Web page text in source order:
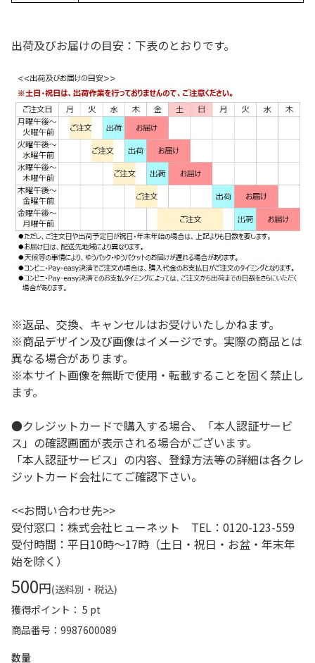
出荷及びお届けの目安：下表のとおりです。
※返品、交換、キャンセルはお受けいたしかねます。
※商品デザイン及び画像はイメージです。実際の商品とは
異なる場合があります。
※本サイト画像を無断で使用・転載することを固く禁止し
ます。
●クレジットカードで購入する場合、「本人認証サービ
ス」の確認画面が表示される場合がございます。
「本人認証サービス」の内容、登録方法等の詳細は各クレ
ジットカード会社にてご確認下さい。
<<お問い合わせ先>>
受付窓口：株式会社ヒューネット TEL：0120-123-559
受付時間：平日10時～17時（土日・祝日・お盆・年末年
始を除く）
500円(送料別・税込)
獲得ポイント： 5 pt
商品番号
9987600089
数量